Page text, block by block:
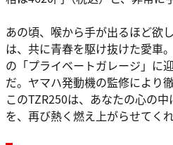
あの頃、喉から手が出るほど欲
は、共に青春を駆け抜けた愛車
の「プライベートガレージ」に
だ。ヤマハ発動機の監修により
このTZR250は、あなたの心の
を、再び熱く燃え上がらせてくれ